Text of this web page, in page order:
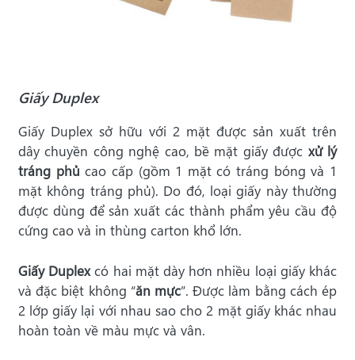
Giấy Duplex
Giấy Duplex sở hữu với 2 mặt được sản xuất trên
dây chuyền công nghệ cao, bề mặt giấy được xử lý
tráng phủ cao cấp (gồm 1 mặt có tráng bóng và 1
mặt không tráng phủ). Do đó, loại giấy này thường
được dùng để sản xuất các thành phẩm yêu cầu độ
cứng cao và in thùng carton khổ lớn.
Giấy Duplexcó hai mặt dày hơn nhiều loại giấy khác
và đặc biệt không “ăn mực”. Được làm bằng cách ép
2 lớp giấy lại với nhau sao cho 2 mặt giấy khác nhau
hoàn toàn về màu mực và vân.